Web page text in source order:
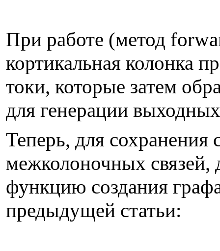
При работе (метод
кортикальная колонка
токи, которые затем
для генерации
Теперь, для сохранения
межколоночных связей,
функцию создания
предыдущей статьи: